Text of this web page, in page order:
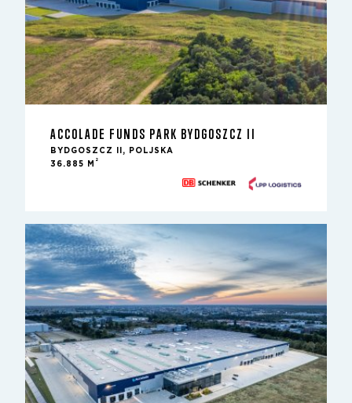
ACCOLADE FUNDS PARK BYDGOSZCZ II
BYDGOSZCZ II, POLJSKA
36.885 M
2